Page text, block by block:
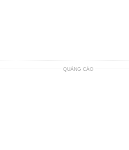
QUẢNG CÁO